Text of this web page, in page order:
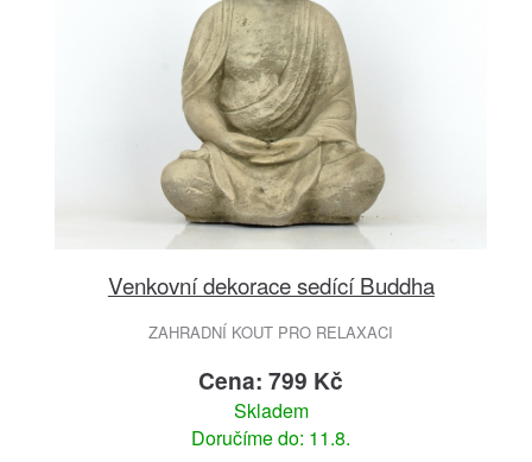
Venkovní dekorace sedící Buddha
ZAHRADNÍ KOUT PRO RELAXACI
Cena: 799 Kč
Skladem
Doručíme do: 11.8.